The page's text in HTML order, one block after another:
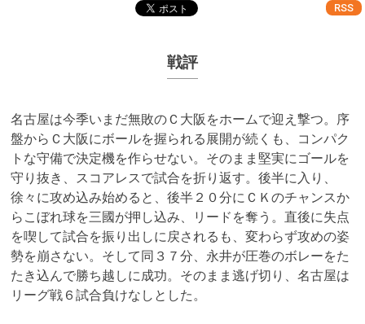
RSS
戦評
名古屋は今季いまだ無敗のＣ大阪をホームで迎え撃つ。序
盤からＣ大阪にボールを握られる展開が続くも、コンパク
トな守備で決定機を作らせない。そのまま堅実にゴールを
守り抜き、スコアレスで試合を折り返す。後半に入り、
徐々に攻め込み始めると、後半２０分にＣＫのチャンスか
らこぼれ球を三國が押し込み、リードを奪う。直後に失点
を喫して試合を振り出しに戻されるも、変わらず攻めの姿
勢を崩さない。そして同３７分、永井が圧巻のボレーをた
たき込んで勝ち越しに成功。そのまま逃げ切り、名古屋は
リーグ戦６試合負けなしとした。